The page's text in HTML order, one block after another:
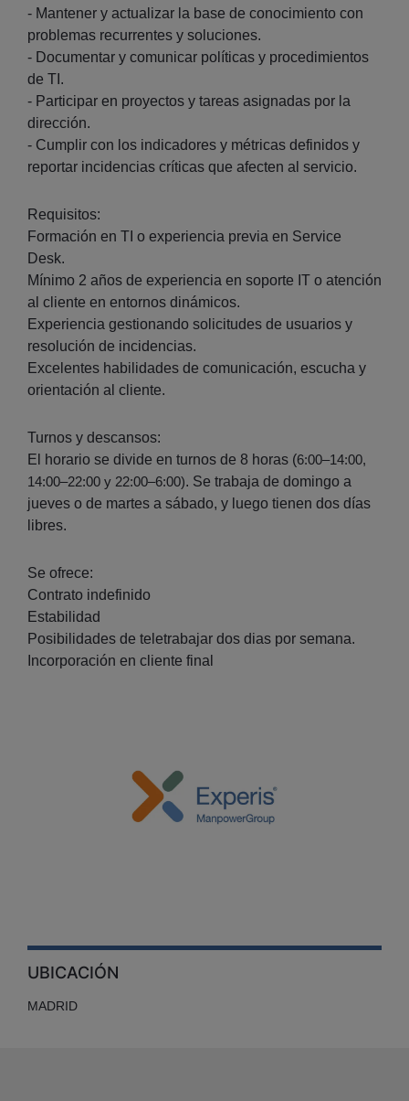
- Mantener y actualizar la base de conocimiento con
problemas recurrentes y soluciones.
- Documentar y comunicar políticas y procedimientos
de TI.
- Participar en proyectos y tareas asignadas por la
dirección.
- Cumplir con los indicadores y métricas definidos y
reportar incidencias críticas que afecten al servicio.
Requisitos:
Formación en TI o experiencia previa en Service
Desk.
Mínimo 2 años de experiencia en soporte IT o atención
al cliente en entornos dinámicos.
Experiencia gestionando solicitudes de usuarios y
resolución de incidencias.
Excelentes habilidades de comunicación, escucha y
orientación al cliente.
Turnos y descansos:
El horario se divide en turnos de 8 horas (6:00–14:00,
14:00–22:00 y 22:00–6:00). Se trabaja de domingo a
jueves o de martes a sábado, y luego tienen dos días
libres.
Se ofrece:
Contrato indefinido
Estabilidad
Posibilidades de teletrabajar dos dias por semana.
Incorporación en cliente final
UBICACIÓN
MADRID